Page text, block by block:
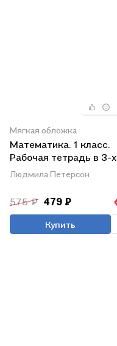
Мягкая обложка
Математика. 1 класс.
Рабочая тетрадь в 3-х
частях. Часть 1
Людмила Петерсон
575 ₽ 479 ₽
Купить